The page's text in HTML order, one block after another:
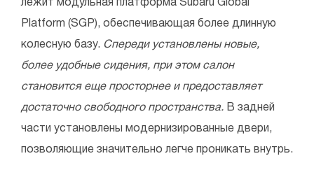
лежит модульная платформа Subaru Global
Platform (SGP), обеспечивающая более длинную
колесную базу. Спереди установлены новые,
более удобные сидения, при этом салон
становится еще просторнее и предоставляет
достаточно свободного пространства. В задней
части установлены модернизированные двери,
позволяющие значительно легче проникать внутрь.